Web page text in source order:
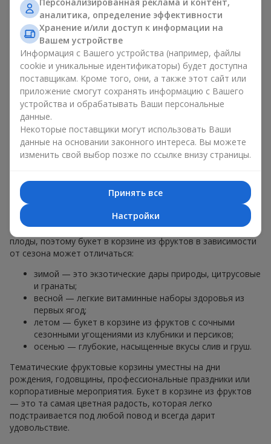
меньше, чем наполнение. Именно праздничное оформление
превращает обычный букет в корзине из фруктов в
гастрономический подарок. В компанииFlowers.uaмы
всегда учитываем пожелания клиента при создании декора.
При формировании композиции используются натуральные
материалы, продуманная упаковка вкуса и, конечно,
декоративные элементы, соответствующие событию.
По желанию клиента корзина с фруктами может быть
оформлена в прозрачной пленке или стильной коробке —
всегда с праздничной подачей, которая выглядит аккуратно
и презентабельно.
Тематические фруктовые
композиции для праздников
и сезонов
Каждое время года имеет свой характер и свои сезонные
плоды, поэтому букет в корзине из фруктов в зависимости
от сезона может отличаться:
зимой — это экзотические дары природы, цитрусовые
и гранаты;
весной — легкие витаминные наборы здоровья из
первых ягод;
летом — букет в корзине из фруктов с сочными
сезонными угощениями из клубники и персиков;
осенью — глубокие, насыщенные вкусы слив и груш.
Тематические фруктовые корзины уместны на дни
рождения, годовщины, профессиональные праздники или
корпоративные мероприятия. Букет в корзине из фруктов
— это та самая цветная радость, которая легко
подстраивается под любой повод и всегда дарит
удовольствие.
аналитика, определение эффективности
Хранение и/или доступ к информации на
Вашем устройстве
Информация с Вашего устройства (например, файлы
cookie и уникальные идентификаторы) будет доступна
поставщикам. Кроме того, они, а также этот сайт или
приложение смогут сохранять информацию с Вашего
устройства и обрабатывать Ваши персональные
данные.
Некоторые поставщики могут использовать Ваши
данные на основании законного интереса. Вы можете
изменить свой выбор позже по ссылке внизу страницы.
Принять все
Настройки